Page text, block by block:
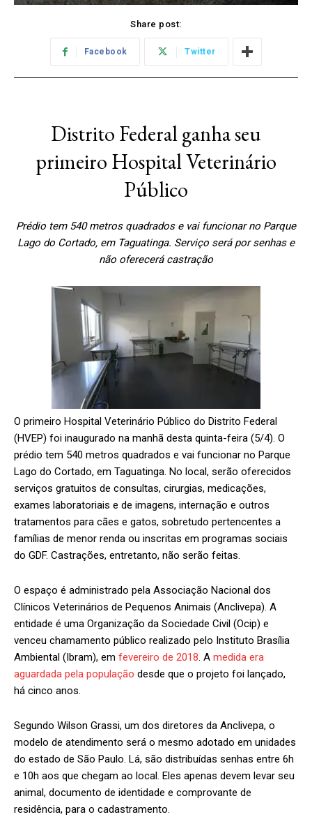
Share post:
Facebook Twitter
Distrito Federal ganha seu
primeiro Hospital Veterinário
Público
Prédio tem 540 metros quadrados e vai funcionar no Parque
Lago do Cortado, em Taguatinga. Serviço será por senhas e
não oferecerá castração
O primeiro Hospital Veterinário Público do Distrito Federal
(HVEP) foi inaugurado na manhã desta quinta-feira (5/4). O
prédio tem 540 metros quadrados e vai funcionar no Parque
Lago do Cortado, em Taguatinga. No local, serão oferecidos
serviços gratuitos de consultas, cirurgias, medicações,
exames laboratoriais e de imagens, internação e outros
tratamentos para cães e gatos, sobretudo pertencentes a
famílias de menor renda ou inscritas em programas sociais
do GDF. Castrações, entretanto, não serão feitas.
O espaço é administrado pela Associação Nacional dos
Clínicos Veterinários de Pequenos Animais (Anclivepa). A
entidade é uma Organização da Sociedade Civil (Ocip) e
venceu chamamento público realizado pelo Instituto Brasília
Ambiental (Ibram), em fevereiro de 2018. A medida era
aguardada pela população desde que o projeto foi lançado,
há cinco anos.
Segundo Wilson Grassi, um dos diretores da Anclivepa, o
modelo de atendimento será o mesmo adotado em unidades
do estado de São Paulo. Lá, são distribuídas senhas entre 6h
e 10h aos que chegam ao local. Eles apenas devem levar seu
animal, documento de identidade e comprovante de
residência, para o cadastramento.